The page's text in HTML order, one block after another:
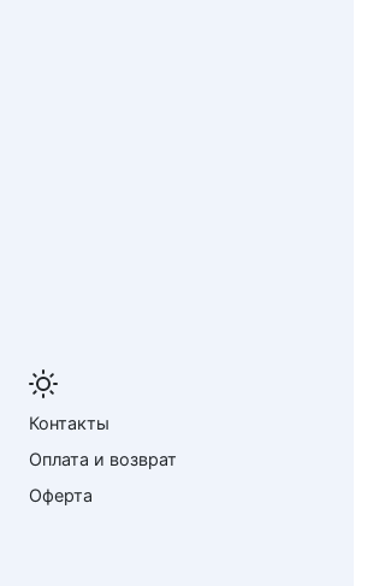
Контакты
Оплата и возврат
Оферта